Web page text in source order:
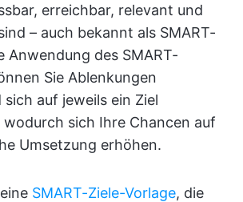
erreichbar, relevant und
– auch bekannt als SMART-
Anwendung des SMART-
Sie Ablenkungen
auf jeweils ein Ziel
sich Ihre Chancen auf
Umsetzung erhöhen.
SMART-Ziele-Vorlage, die